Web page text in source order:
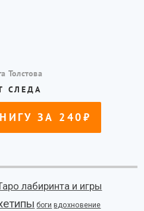
лабиринта и игры
боги вдохновение